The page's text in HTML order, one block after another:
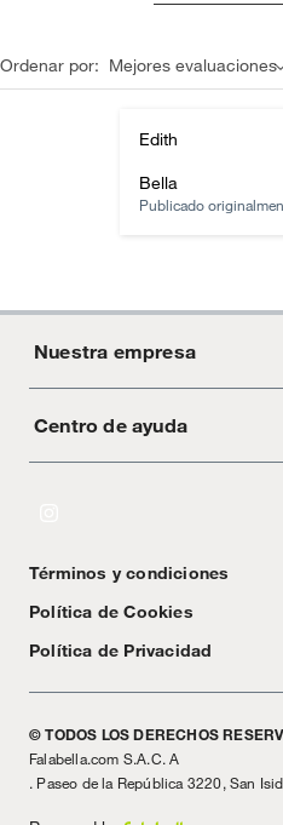
Ordenar por: Mejores evaluaciones
Edith
Bella
Publicado
Nuestra empresa
Acerca de Crate
Centro de ayuda
Textos Legales
Términos y condiciones
Política de Cookies
Política de Privacidad
© TODOS LOS DERECHOS
Falabella.com S.A.C. A
. Paseo de la República 3220, San